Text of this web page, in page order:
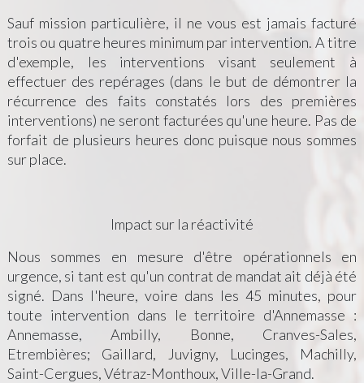
Sauf mission particulière, il ne vous est jamais facturé
trois ou quatre heures minimum par intervention. A titre
d'exemple, les interventions visant seulement à
effectuer des repérages (dans le but de démontrer la
récurrence des faits constatés lors des premières
interventions) ne seront facturées qu'une heure. Pas de
forfait de plusieurs heures donc puisque nous sommes
sur place.
Impact sur la réactivité
Nous sommes en mesure d'être opérationnels en
urgence, si tant est qu'un contrat de mandat ait déjà été
signé. Dans l'heure, voire dans les 45 minutes, pour
toute intervention dans le territoire d'Annemasse :
Annemasse, Ambilly, Bonne, Cranves-Sales,
Etrembières; Gaillard, Juvigny, Lucinges, Machilly,
Saint-Cergues, Vétraz-Monthoux, Ville-la-Grand.